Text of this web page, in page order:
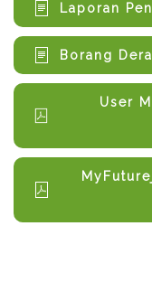
Laporan
Borang
User